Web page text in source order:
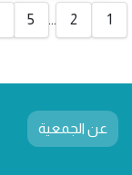
1
2
...
5
عن الجمعية